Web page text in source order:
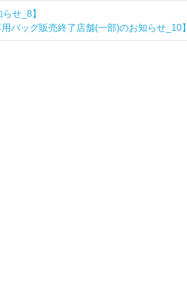
せ_8】
バッグ販売終了店舗(一部)のお知らせ_10】